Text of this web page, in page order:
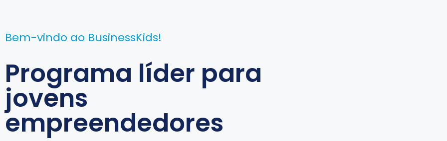
Bem-vindo ao BusinessKids!
Programa líder para
jovens
empreendedores